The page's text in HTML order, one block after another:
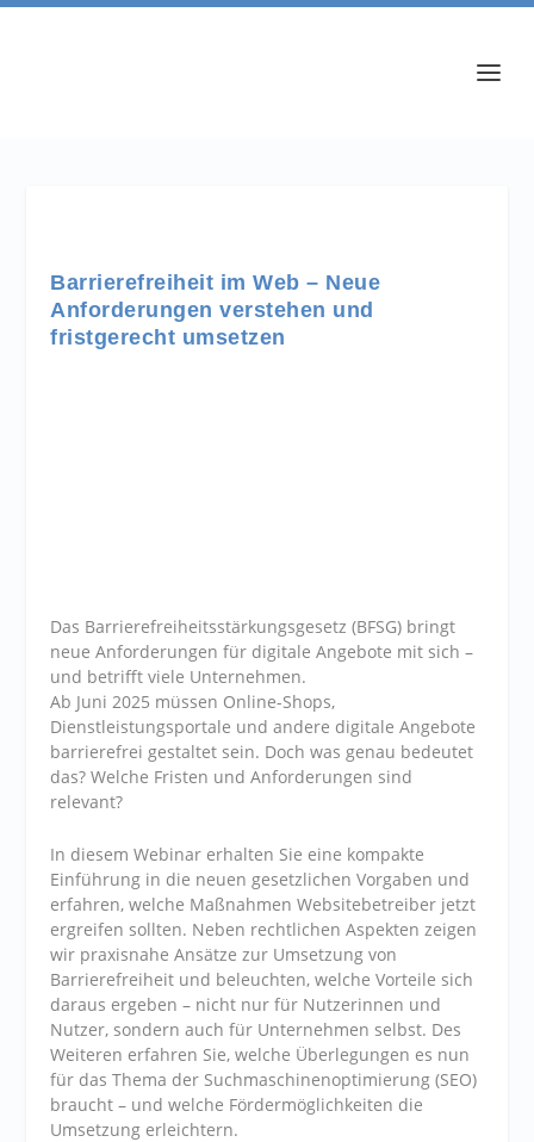
Barrierefreiheit im Web – Neue
Anforderungen verstehen und
fristgerecht umsetzen
Das Barrierefreiheitsstärkungsgesetz (BFSG) bringt
neue Anforderungen für digitale Angebote mit sich –
und betrifft viele Unternehmen.
Ab Juni 2025 müssen Online-Shops,
Dienstleistungsportale und andere digitale Angebote
barrierefrei gestaltet sein. Doch was genau bedeutet
das? Welche Fristen und Anforderungen sind
relevant?
In diesem Webinar erhalten Sie eine kompakte
Einführung in die neuen gesetzlichen Vorgaben und
erfahren, welche Maßnahmen Websitebetreiber jetzt
ergreifen sollten. Neben rechtlichen Aspekten zeigen
wir praxisnahe Ansätze zur Umsetzung von
Barrierefreiheit und beleuchten, welche Vorteile sich
daraus ergeben – nicht nur für Nutzerinnen und
Nutzer, sondern auch für Unternehmen selbst. Des
Weiteren erfahren Sie, welche Überlegungen es nun
für das Thema der Suchmaschinenoptimierung (SEO)
braucht – und welche Fördermöglichkeiten die
Umsetzung erleichtern.